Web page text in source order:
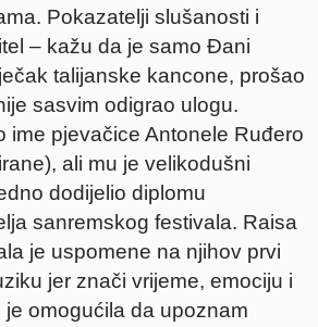
Pokazatelji slušanosti i
– kažu da je samo Đani
talijanske kancone, prošao
sasvim odigrao ulogu.
ime pjevačice Antonele Ruđero
ali mu je velikodušni
dodijelio diplomu
sanremskog festivala. Raisa
je uspomene na njihov prvi
jer znači vrijeme, emociju i
je omogućila da upoznam